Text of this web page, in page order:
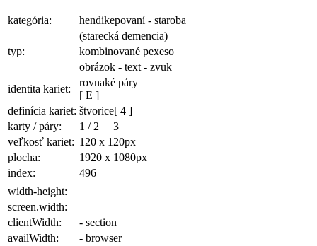
kategória:
hendikepovaní - staroba
(starecká demencia)
typ:
kombinované pexeso
obrázok - text - zvuk
identita kariet:
rovnaké páry
[ E ]
definícia kariet: štvorice[ 4 ]
karty / páry:
1 / 2
3
veľkosť kariet: 120 x 120px
plocha: 1920 x 1080px
index:
496
width-height:
screen.width:
clientWidth:
- section
availWidth:
- browser